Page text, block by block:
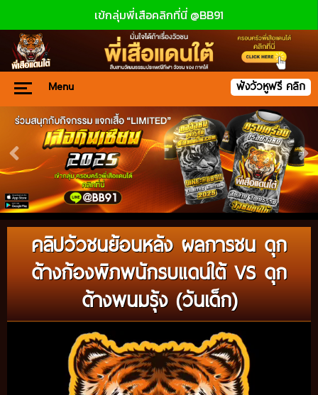
เข้กลุ่มพี่เสือคลิกที่นี่ @BB91
Menu ฟังวัวหูฟรี คลิก
คลิปวัวชนย้อนหลัง ผลการชน ดุก
ด้างก้องพิภพนักรบแดนใต้ VS ดุก
ด้างพนมรุ้ง (วันเด็ก)